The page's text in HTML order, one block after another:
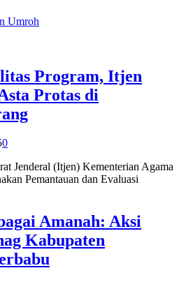
Umroh
Program, Itjen
Protas di
0
Jenderal (Itjen) Kementerian Agama
Pemantauan dan Evaluasi
Amanah: Aksi
Kabupaten